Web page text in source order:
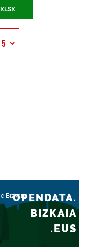
XLSX
Bizkaia
OPENDATA.
BIZKAIA
.EUS